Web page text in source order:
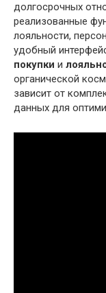
долгосрочных
реализованные
лояльности,
удобный
покупки и
органической
зависит от
данных для